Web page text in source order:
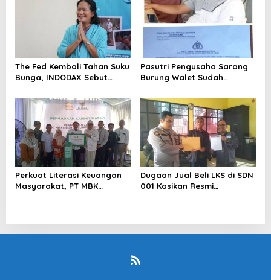
The Fed Kembali Tahan Suku
Bunga, INDODAX Sebut
Sentimen Pasar
Pasutri Pengusaha Sarang
Burung Walet Sudah
Pelapor Desak Polda Jambi
Segera Lakukan Penahanan
Perkuat Literasi Keuangan
Masyarakat, PT MBK
Dugaan Jual Beli LKS di SDN
001 Kasikan Resmi